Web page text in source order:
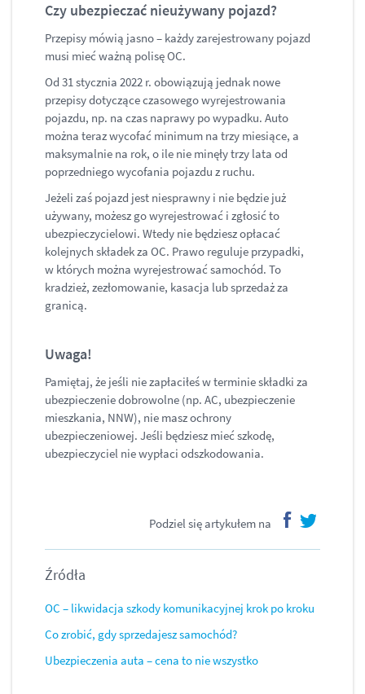
Czy ubezpieczać nieużywany pojazd?
Przepisy mówią jasno – każdy zarejestrowany pojazd
musi mieć ważną polisę OC.
Od 31 stycznia 2022 r. obowiązują jednak nowe
przepisy dotyczące czasowego wyrejestrowania
pojazdu, np. na czas naprawy po wypadku. Auto
można teraz wycofać minimum na trzy miesiące, a
maksymalnie na rok, o ile nie minęły trzy lata od
poprzedniego wycofania pojazdu z ruchu.
Jeżeli zaś pojazd jest niesprawny i nie będzie już
używany, możesz go wyrejestrować i zgłosić to
ubezpieczycielowi. Wtedy nie będziesz opłacać
kolejnych składek za OC. Prawo reguluje przypadki,
w których można wyrejestrować samochód. To
kradzież, zezłomowanie, kasacja lub sprzedaż za
granicą.
Uwaga!
Pamiętaj, że jeśli nie zapłaciłeś w terminie składki za
ubezpieczenie dobrowolne (np. AC, ubezpieczenie
mieszkania, NNW), nie masz ochrony
ubezpieczeniowej. Jeśli będziesz mieć szkodę,
ubezpieczyciel nie wypłaci odszkodowania.​
Podziel się artykułem na
Źródła
OC – likwidacja szkody komunikacyjnej krok po kroku
Co zrobić, gdy sprzedajesz samochód?
Ubezpieczenia auta – cena to nie wszystko